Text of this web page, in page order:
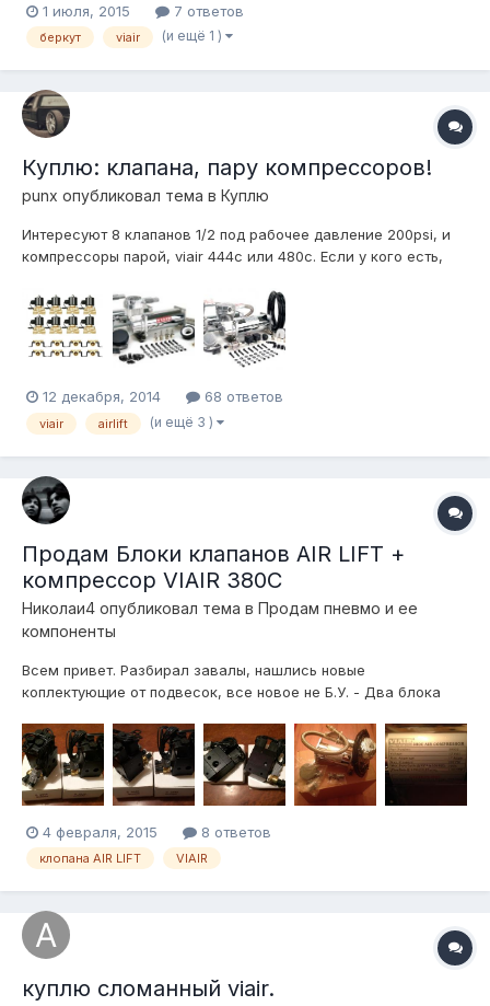
1 июля, 2015
7 ответов
беркут viair (и ещё 1 )
Куплю: клапана, пару компрессоров!
punx опубликовал тема в Куплю
Интересуют 8 клапанов 1/2 под рабочее давление 200psi, и
компрессоры парой, viair 444с или 480c. Если у кого есть,
12 декабря, 2014 68 ответов
viair airlift (и ещё 3 )
Продам Блоки клапанов AIR LIFT +
компрессор VIAIR 380C
Николаи4 опубликовал тема в Продам пневмо и ее
компоненты
Всем привет. Разбирал завалы, нашлись новые
коплектующие от подвесок, все новое не Б.У. - Два блока
Компрессор VIAIR 380C - 8к Находится все в Москве,
отправлю ТК. Контакты: ЛС. Спасибо. p.s. На клапана скину 1-
2к е...
4 февраля, 2015 8 ответов
клопана AIR LIFT VIAIR
куплю сломанный viair.